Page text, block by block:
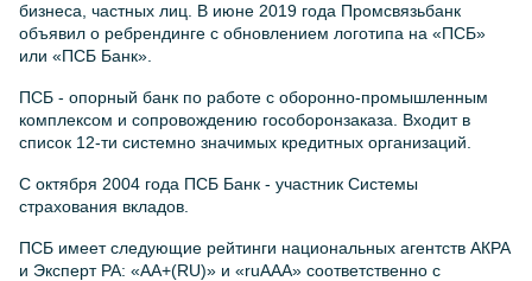
бизнеса, частных лиц. В июне 2019 года Промсвязьбанк
объявил о ребрендинге с обновлением логотипа на «ПСБ»
или «ПСБ Банк».
ПСБ - опорный банк по работе с оборонно-промышленным
комплексом и сопровождению гособоронзаказа. Входит в
список 12-ти системно значимых кредитных организаций.
С октября 2004 года ПСБ Банк - участник Системы
страхования вкладов.
ПСБ имеет следующие рейтинги национальных агентств АКРА
и Эксперт РА: «AA+(RU)» и «ruAAA» соответственно с